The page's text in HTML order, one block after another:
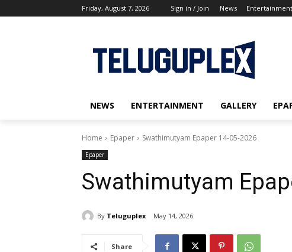
Friday, August 7, 2026 Sign in / Join News Entertainment
NEWS ENTERTAINMENT GALLERY
Home Epaper Swathimutyam Epaper 14-05-2026
Epaper
Swathimutyam
By Teluguplex May 14, 2026
Share